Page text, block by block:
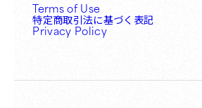
Terms of Use
特定商取引法に基づく表記
Privacy Policy